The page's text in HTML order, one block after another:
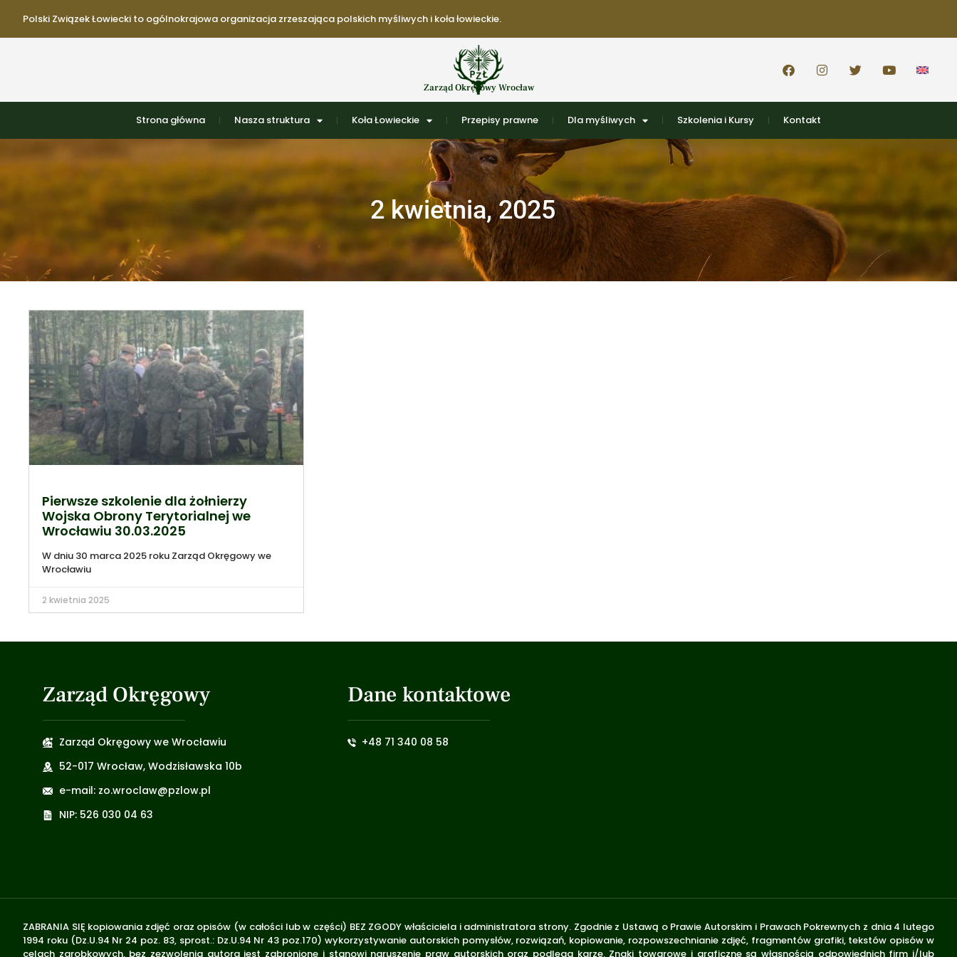
Polski Związek Łowiecki to ogólnokrajowa organizacja zrzeszająca polskich myśliwych i koła łowieckie.
Zarząd Okręgowy Wrocław
Strona główna Nasza struktura Koła Łowieckie Przepisy prawne Dla myśliwych Szkolenia i Kursy Kontakt
2 kwietnia, 2025
Pierwsze szkolenie dla żołnierzy
Wojska Obrony Terytorialnej we
Wrocławiu 30.03.2025
W dniu 30 marca 2025 roku Zarząd Okręgowy we
Wrocławiu
2 kwietnia 2025
Zarząd Okręgowy
Zarząd Okręgowy we Wrocławiu
52-017 Wrocław, Wodzisławska 10b
e-mail: zo.wroclaw@pzlow.pl
NIP: 526 030 04 63
Dane kontaktowe
+48 71 340 08 58
ZABRANIA SIĘ kopiowania zdjęć oraz opisów (w całości lub w części) BEZ ZGODY właściciela i administratora strony. Zgodnie z Ustawą o Prawie Autorskim i Prawach Pokrewnych z dnia 4 lutego
1994 roku (Dz.U.94 Nr 24 poz. 83, sprost.: Dz.U.94 Nr 43 poz.170) wykorzystywanie autorskich pomysłów, rozwiązań, kopiowanie, rozpowszechnianie zdjęć, fragmentów grafiki, tekstów opisów w
celach zarobkowych, bez zezwolenia autora jest zabronione i stanowi naruszenie praw autorskich oraz podlega karze. Znaki towarowe i graficzne są własnością odpowiednich firm i/lub